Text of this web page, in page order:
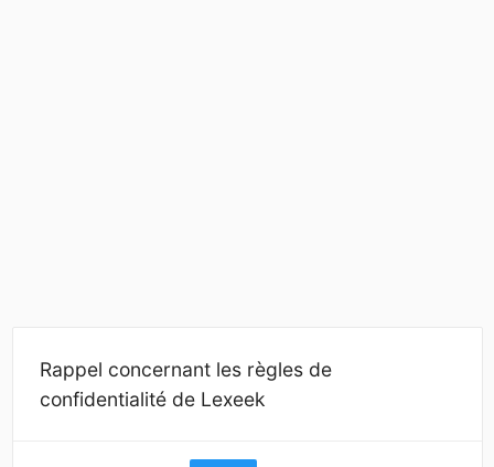
Rappel concernant les règles de
confidentialité de Lexeek